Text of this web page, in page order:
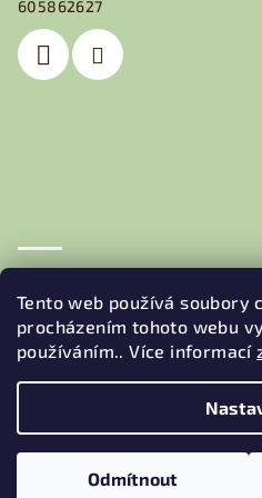
Tento web používá soubory
procházením tohoto webu
používáním.. Více informací
Odmítnout
605862627
Obchodní podmínky
Podmínky ochrany osobních
JEDNA BEDNA